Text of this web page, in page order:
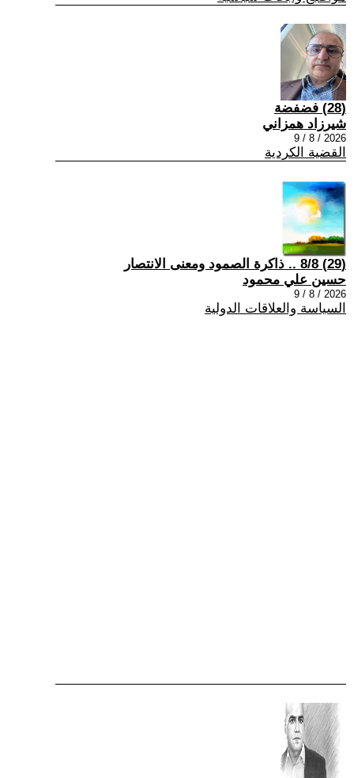
(28) فضفضة
شيرزاد همزاني
2026 / 8 / 9
القضية الكردية
(29) 8/8 .. ذاكرة الصمود ومعنى الانتصار
حسين علي محمود
2026 / 8 / 9
السياسة والعلاقات الدولية